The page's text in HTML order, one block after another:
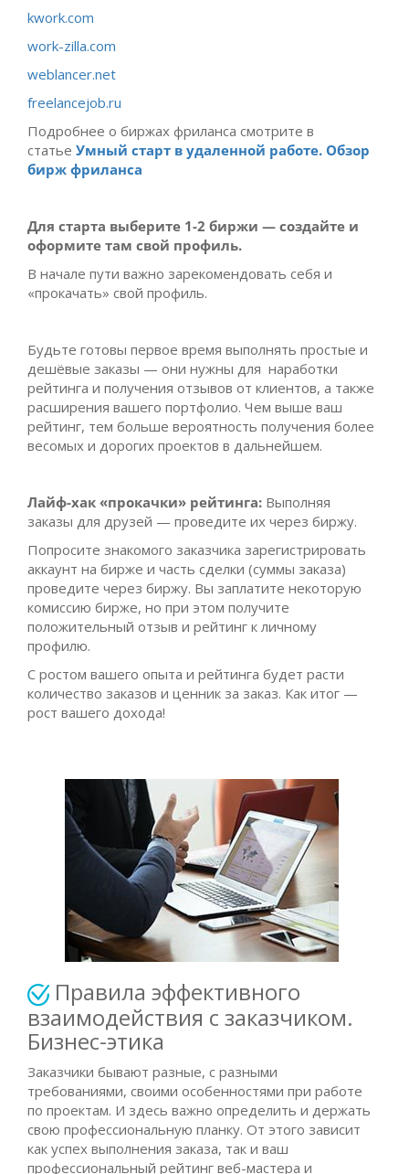
kwork.com
work-zilla.com
weblancer.net
freelancejob.ru
Подробнее о биржах фриланса смотрите в
статье Умный старт в удаленной работе. Обзор
бирж фриланса
Для старта выберите 1-2 биржи — создайте и
оформите там свой профиль.
В начале пути важно зарекомендовать себя и
«прокачать» свой профиль.
Будьте готовы первое время выполнять простые и
дешёвые заказы — они нужны для наработки
рейтинга и получения отзывов от клиентов, а также
расширения вашего портфолио. Чем выше ваш
рейтинг, тем больше вероятность получения более
весомых и дорогих проектов в дальнейшем.
Лайф-хак «прокачки» рейтинга: Выполняя
заказы для друзей — проведите их через биржу.
Попросите знакомого заказчика зарегистрировать
аккаунт на бирже и часть сделки (суммы заказа)
проведите через биржу. Вы заплатите некоторую
комиссию бирже, но при этом получите
положительный отзыв и рейтинг к личному
профилю.
С ростом вашего опыта и рейтинга будет расти
количество заказов и ценник за заказ. Как итог —
рост вашего дохода!
Правила эффективного
взаимодействия с заказчиком.
Бизнес-этика
Заказчики бывают разные, с разными
требованиями, своими особенностями при работе
по проектам. И здесь важно определить и держать
свою профессиональную планку. От этого зависит
как успех выполнения заказа, так и ваш
профессиональный рейтинг веб-мастера и